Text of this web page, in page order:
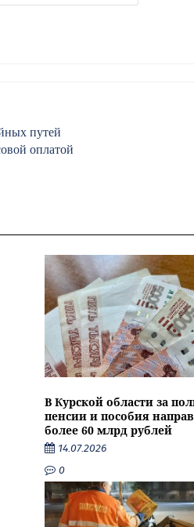
путей
оплатой
В Курской области за
пенсии и пособия
более 60 млрд рублей
14.07.2026
0